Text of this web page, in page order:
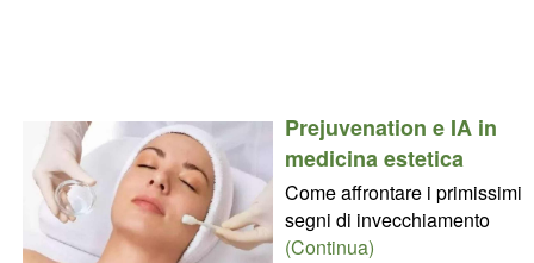
Prejuvenation e IA in
medicina estetica
Come affrontare i primissimi
segni di invecchiamento
(Continua)